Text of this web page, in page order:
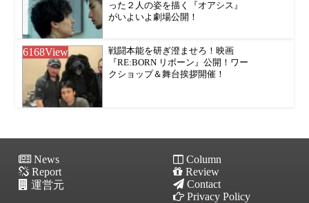
った２人の姿を描く『オアシス』
がいよいよ劇場公開！
6168View
戦闘本能を研ぎ澄ませろ！映画
『RE:BORN リボーン』公開！ワー
クショップ＆舞台挨拶開催！
News
Column
Report
Review
運営元
Contact
Privacy Policy